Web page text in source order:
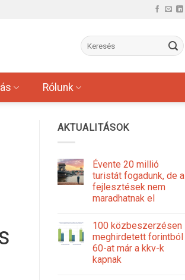
Rólunk
AKTUALITÁSOK
Évente 20 millió
turistát fogadunk, de a
fejlesztések nem
maradhatnak el
100 közbeszerzésen
meghirdetett forintból
60-at már a kkv-k
kapnak